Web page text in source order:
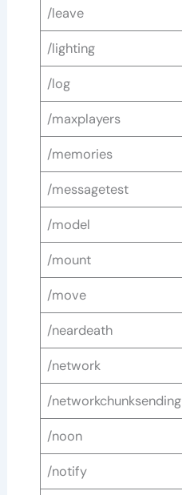
/leave
/lighting
/log
/maxplayers
/memories
/messagetest
/model
/mount
/move
/neardeath
/network
/networkchunksending
/noon
/notify